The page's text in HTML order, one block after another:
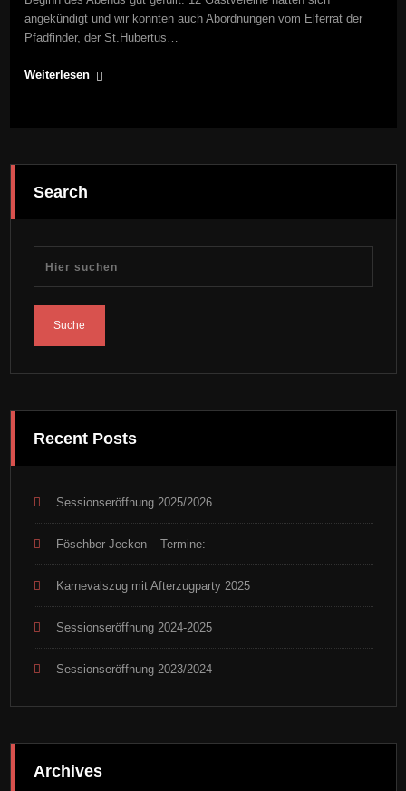
angekündigt und wir konnten auch Abordnungen vom Elferrat der
Pfadfinder, der St.Hubertus…
Weiterlesen
Search
Recent Posts
Sessionseröffnung 2025/2026
Föschber Jecken – Termine:
Karnevalszug mit Afterzugparty 2025
Sessionseröffnung 2024-2025
Sessionseröffnung 2023/2024
Archives